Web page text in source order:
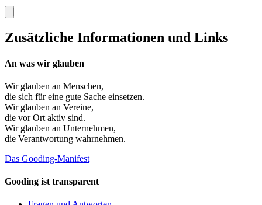
Zusätzliche Informationen und Links
An was wir glauben
Wir glauben an Menschen,
die sich für eine gute Sache einsetzen.
Wir glauben an Vereine,
die vor Ort aktiv sind.
Wir glauben an Unternehmen,
die Verantwortung wahrnehmen.
Das Gooding-Manifest
Gooding ist transparent